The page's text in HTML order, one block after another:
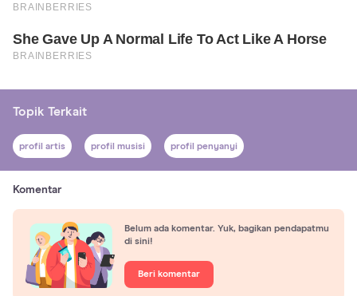
Topik Terkait
profil artis profil musisi profil penyanyi
Komentar
Belum ada komentar. Yuk, bagikan pendapatmu
di sini!
Beri komentar